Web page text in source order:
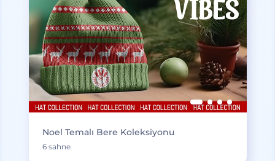
Noel Temalı Bere Koleksiyonu
6 sahne